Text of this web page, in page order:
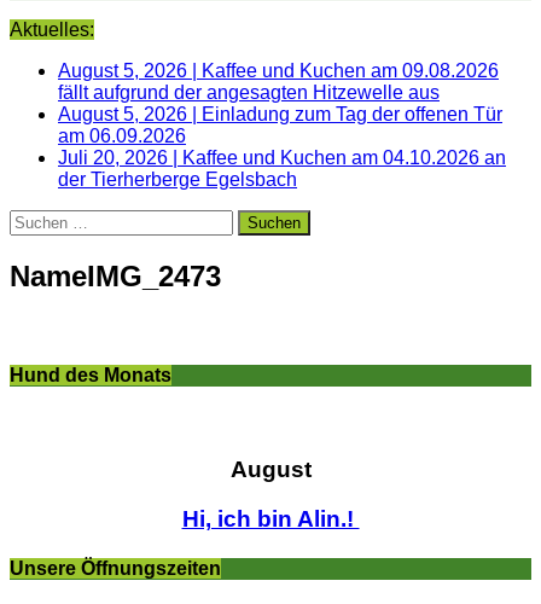
Aktuelles:
August 5, 2026
Kaffee und Kuchen am 09.08.2026
fällt aufgrund der angesagten Hitzewelle aus
August 5, 2026
Einladung zum Tag der offenen Tür
am 06.09.2026
Juli 20, 2026
Kaffee und Kuchen am 04.10.2026 an
der Tierherberge Egelsbach
Suchen
nach:
NameIMG_2473
Hund des Monats
August
Hi, ich bin Alin.!
Unsere Öffnungszeiten